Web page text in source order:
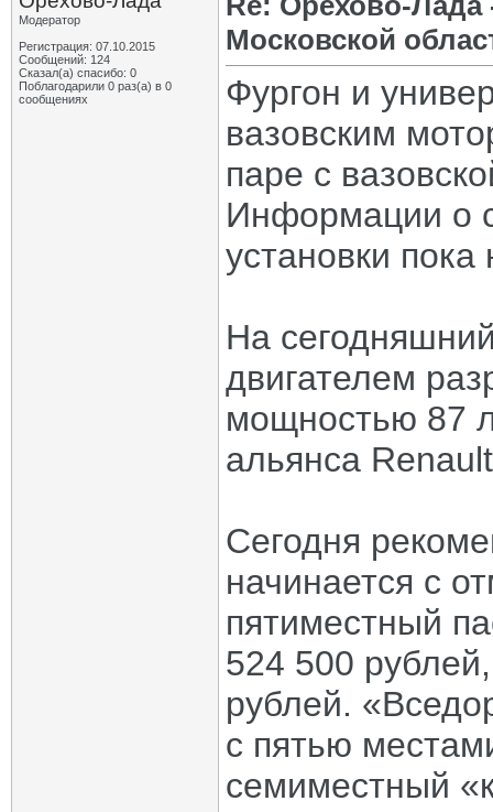
Модератор
Регистрация: 07.10.2015
Сообщений: 124
Сказал(а) спасибо: 0
Поблагодарили 0 раз(а) в 0
сообщениях
Московской
Фургон и
вазовским
паре с
Информации о
установки пока
На
двигателем
мощностью 87
альянса
Сегодня
начинается с
пятиместный
524 500
рублей.
с пятью
семиместный